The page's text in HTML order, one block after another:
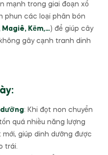
mạnh trong giai đoạn xổ
phun các loại phân bón
Magiê, Kẽm,… ) để giúp cây
gây cạnh tranh dinh
dưỡng: Khi đọt non chuyển
quá nhiều năng lượng
giúp dinh dưỡng được
trái.